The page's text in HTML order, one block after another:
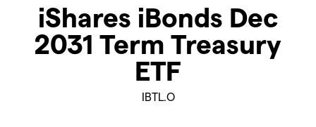
iShares iBonds Dec
2031 Term Treasury
ETF
IBTL.O